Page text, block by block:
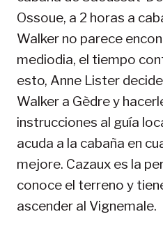
Ossoue, a 2 horas a
Walker no parece
mediodia, el tiempo
esto, Anne Lister
Walker a Gèdre y
instrucciones al guía
acuda a la cabaña en
mejore. Cazaux es la
conoce el terreno y
ascender al Vignemale.